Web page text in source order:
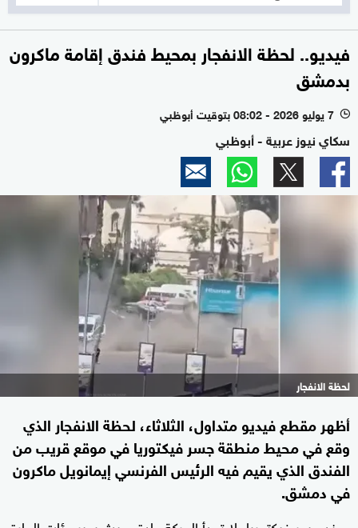
فيديو.. لحظة الانفجار بمحيط فندق إقامة ماكرون
بدمشق
l 7 يوليو 2026 - 08:02 بتوقيت أبوظبي
سكاي نيوز عربية - أبوظبي
لحظة الانفجار
أظهر مقطع فيديو متداول، الثلاثاء، لحظة الانفجار الذي
وقع في محيط منطقة جسر فيكتوريا في موقع قريب من
الفندق الذي يقيم فيه الرئيس الفرنسي إيمانويل ماكرون
في دمشق.